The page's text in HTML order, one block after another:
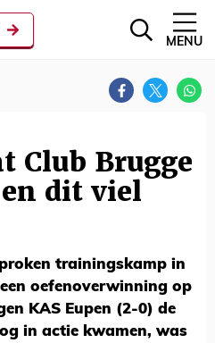
MENU
Club Brugge
dit viel
trainingskamp in
oefenoverwinning op
KAS Eupen (2-0) de
in actie kwamen, was